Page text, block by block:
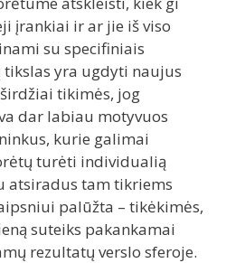
įrankiai ir ar jie iš viso
su specifiniais
yra ugdyti naujus
tikimės, jog
dar labiau motyvuos
kurie galimai
turėti individualią
atsiradus tam tikriems
palūžta – tikėkimės,
suteiks pakankamai
rezultatų verslo sferoje.